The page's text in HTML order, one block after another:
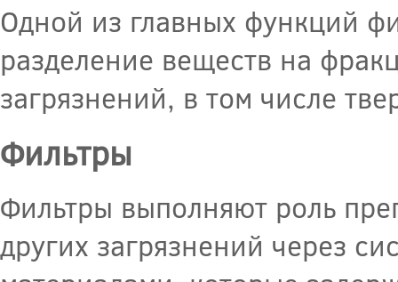
Одной из главных функций
разделение веществ на
загрязнений, в том числе
Фильтры
Фильтры выполняют роль
других загрязнений через